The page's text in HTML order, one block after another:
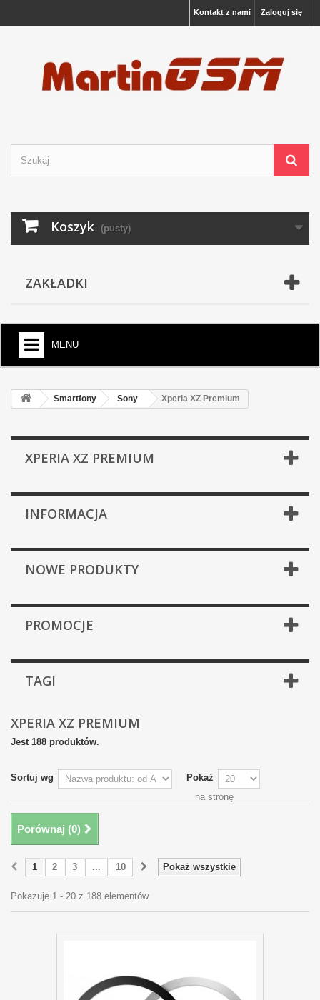
Zaloguj się
Kontakt z nami
Koszyk (pusty)
ZAKŁADKI
MENU
Smartfony Sony Xperia XZ Premium
XPERIA XZ PREMIUM
INFORMACJA
NOWE PRODUKTY
PROMOCJE
TAGI
XPERIA XZ PREMIUM
Jest 188 produktów.
Sortuj wg
Pokaż
na stronę
Porównaj (0)
Pokaż wszystkie
1 2 3 ... 10
Pokazuje 1 - 20 z 188 elementów